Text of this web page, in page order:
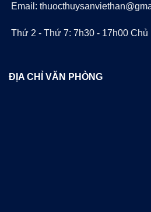
Email:
Thứ 2 - Thứ 7: 7h30 - 17h00 Chủ
ĐỊA CHỈ VĂN PHÒNG